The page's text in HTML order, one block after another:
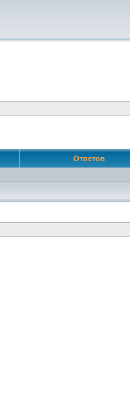
Ответов